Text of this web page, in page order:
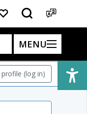
MENU